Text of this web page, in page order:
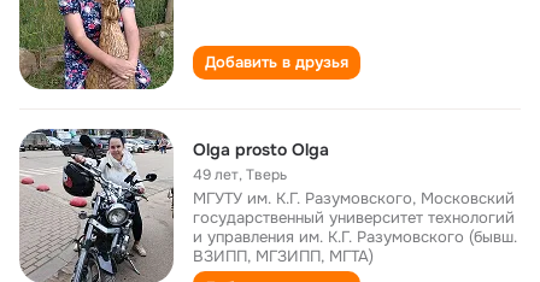
Добавить в друзья
Olga prosto Olga
49 лет,Тверь
МГУТУ им. К.Г. Разумовского, Московский
государственный университет технологий
и управления им. К.Г. Разумовского (бывш.
ВЗИПП, МГЗИПП, МГТА)